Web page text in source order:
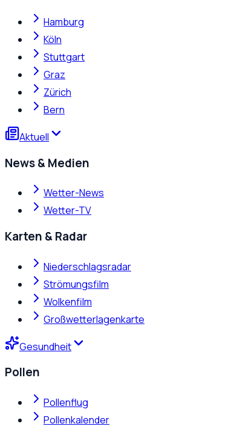
Hamburg
Köln
Stuttgart
Graz
Zürich
Bern
Aktuell
News & Medien
Wetter-News
Wetter-TV
Karten & Radar
Niederschlagsradar
Strömungsfilm
Wolkenfilm
Großwetterlagenkarte
Gesundheit
Pollen
Pollenflug
Pollenkalender